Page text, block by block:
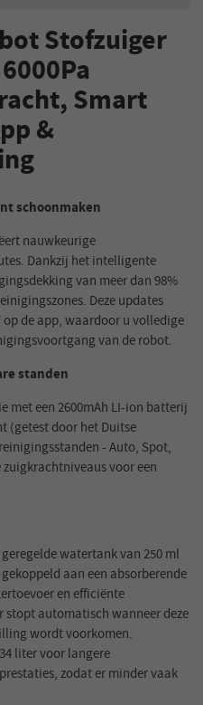
Stofzuiger
Smart
&
schoonmaken
nauwkeurige
Dankzij het intelligente
van meer dan 98%
Deze updates
de app, waardoor u volledige
van de robot.
standen
met een 2600mAh LI-ion batterij
(getest door het Duitse
- Auto, Spot,
voor een
watertank van 250 ml
aan een absorberende
en efficiënte
automatisch wanneer deze
wordt voorkomen.
liter voor langere
zodat er minder vaak